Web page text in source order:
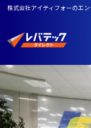
株式会社アイティフォーのエ